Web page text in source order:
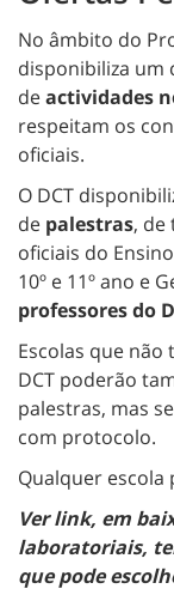
No âmbito do
disponibiliza um
deactividades
respeitam os
oficiais.
O DCT
de palestras, de
oficiais do
10º e 11º ano e
professores do
Escolas que
DCT poderão
palestras, mas
com protocolo.
Qualquer escola
Ver link, em
laboratoriais,
que pode